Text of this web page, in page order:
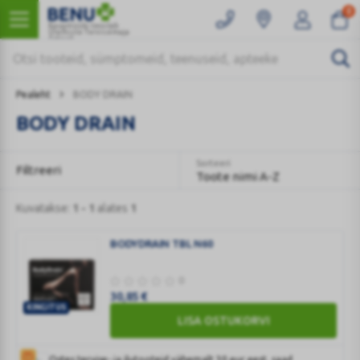
0
Pealeht BODY DRAIN
BODY DRAIN
Filtreeri Sorteeri
Toote nimi A-Z
Kuvatakse: alates
KINGITUS
BODYDRAIN TBL N60
30,85€
LISA OSTUKORVI